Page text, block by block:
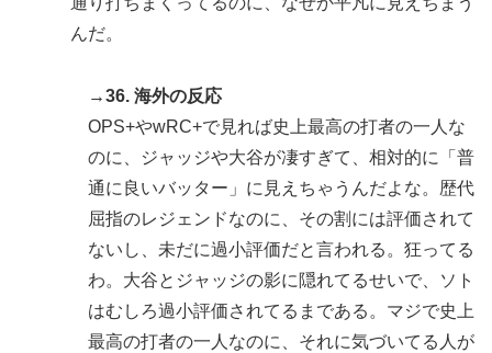
んだ。
→36. 海外の反応
OPS+やwRC+で見れば史上最高の打者の一人な
のに、ジャッジや大谷が凄すぎて、相対的に「普
通に良いバッター」に見えちゃうんだよな。歴代
屈指のレジェンドなのに、その割には評価されて
ないし、未だに過小評価だと言われる。狂ってる
わ。大谷とジャッジの影に隠れてるせいで、ソト
はむしろ過小評価されてるまである。マジで史上
最高の打者の一人なのに、それに気づいてる人が